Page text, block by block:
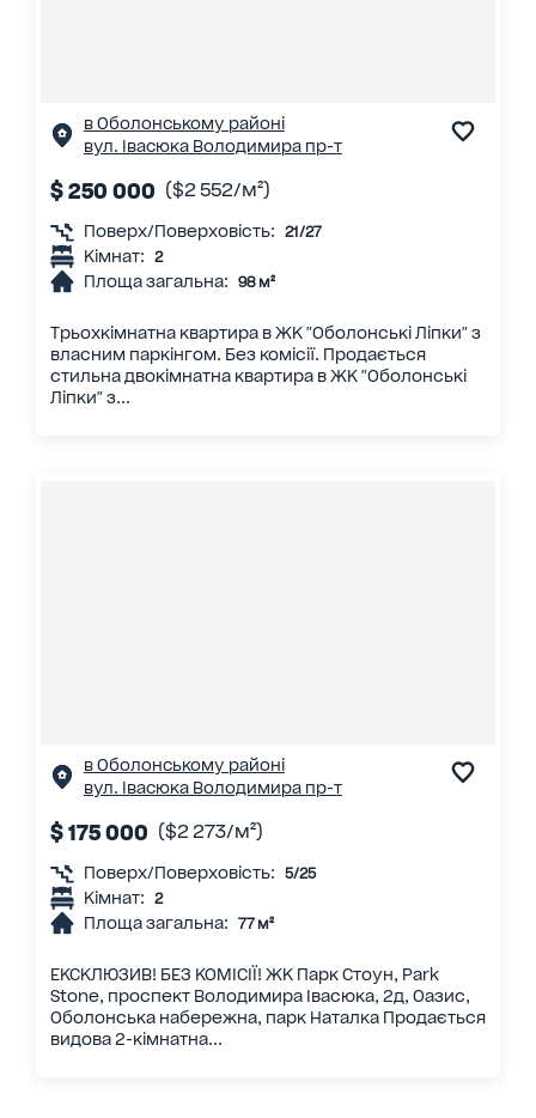
в Оболонському районі
вул. Івасюка Володимира пр-т
$ 250 000 ($2 552/м²)
Поверх/Поверховість: 21/27
Кімнат: 2
Площа загальна: 98 м²
Трьохкімнатна квартира в ЖК "Оболонські Ліпки" з
власним паркінгом. Без комісії. Продається
стильна двокімнатна квартира в ЖК "Оболонські
Ліпки" з...
в Оболонському районі
вул. Івасюка Володимира пр-т
$ 175 000 ($2 273/м²)
Поверх/Поверховість: 5/25
Кімнат: 2
Площа загальна: 77 м²
ЕКСКЛЮЗИВ! БЕЗ КОМІСІЇ! ЖК Парк Стоун, Park
Stone, проспект Володимира Івасюка, 2д, Оазис,
Оболонська набережна, парк Наталка Продається
видова 2-кімнатна...